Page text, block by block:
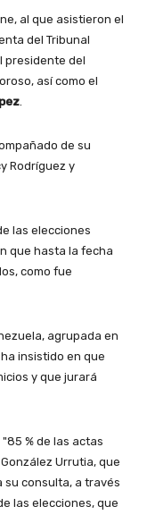
al que asistieron el
del Tribunal
presidente del
así como el
de su
Rodríguez y
las elecciones
que hasta la fecha
como fue
agrupada en
insistido en que
y que jurará
% de las actas
Urrutia, que
su consulta, a través
las elecciones, que